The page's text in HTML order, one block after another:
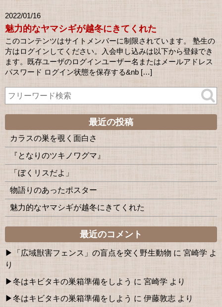
2022/01/16
魅力的なヤマシギが越冬にきてくれた
このコンテンツはサイトメンバーに制限されています。 塾生の
方はログインしてください。入会申し込みは以下から登録でき
ます。既存ユーザのログインユーザー名またはメールアドレス
パスワード ログイン状態を保存する&nb […]
最近の投稿
カラスの巣を覗く面白さ
『となりのツキノワグマ』
「ぼくリスだよ」
物語りのあったポスター
魅力的なヤマシギが越冬にきてくれた
最近のコメント
「広域獣害フェンス」の盲点を突く野生動物 に 宮崎学 よ
り
冬はキビタキの巣箱準備をしよう に 宮崎学 より
冬はキビタキの巣箱準備をしよう に 伊藤敦志 より